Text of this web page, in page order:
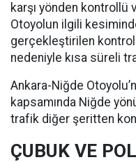
karşı yönden kontrollü
Otoyolun ilgili
gerçekleştirilen
nedeniyle kısa süreli
Ankara-Niğde
kapsamında Niğde
trafik diğer şeritten
ÇUBUK VE